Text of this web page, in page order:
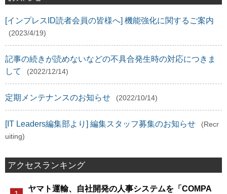
[インプレスID読者会員の皆様へ] 機能強化に関するご案内
(2023/4/19)
記事の続きが読めないなどの不具合発生時の対応につきま
して
(2022/12/14)
定期メンテナンスのお知らせ (2022/10/14)
[IT Leaders編集部より] 編集スタッフ募集のお知らせ
(Recr
uiting)
アクセスランキング
ヤマト運輸、自社開発の人事システムを「COMPA